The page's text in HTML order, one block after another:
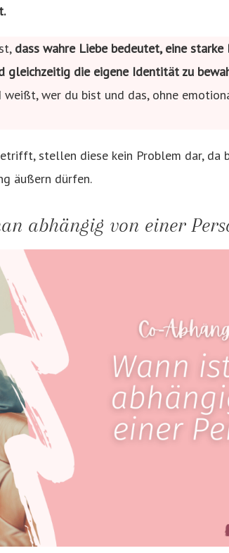
dass wahre Liebe bedeutet, eine starke
gleichzeitig die eigene Identität zu
weißt, wer du bist und das, ohne
stellen diese kein Problem dar, da
äußern dürfen.
abhängig von einer